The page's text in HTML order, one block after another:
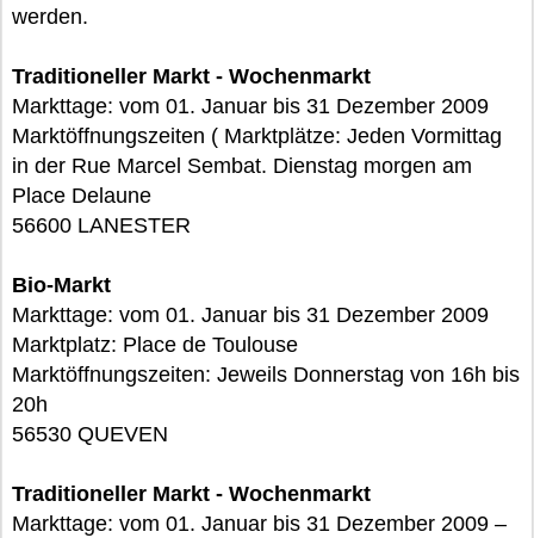
werden.
Traditioneller Markt - Wochenmarkt
Markttage: vom 01. Januar bis 31 Dezember 2009
Marktöffnungszeiten ( Marktplätze: Jeden Vormittag
in der Rue Marcel Sembat. Dienstag morgen am
Place Delaune
56600 LANESTER
Bio-Markt
Markttage: vom 01. Januar bis 31 Dezember 2009
Marktplatz: Place de Toulouse
Marktöffnungszeiten: Jeweils Donnerstag von 16h bis
20h
56530 QUEVEN
Traditioneller Markt - Wochenmarkt
Markttage: vom 01. Januar bis 31 Dezember 2009 –